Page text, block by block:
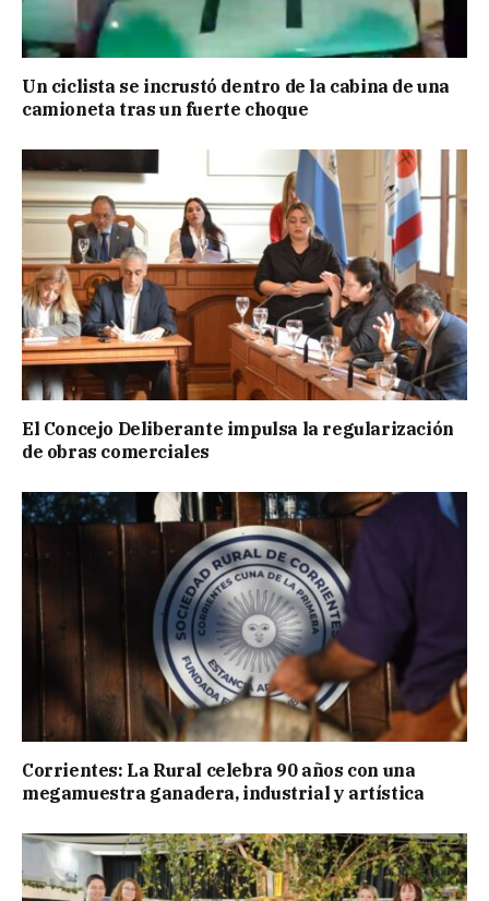
Un ciclista se incrustó dentro de la cabina de una
camioneta tras un fuerte choque
El Concejo Deliberante impulsa la regularización
de obras comerciales
Corrientes: La Rural celebra 90 años con una
megamuestra ganadera, industrial y artística